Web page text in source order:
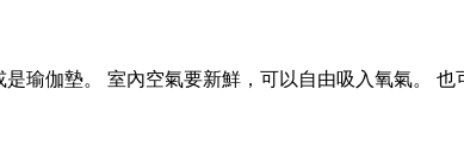
瑜伽墊。 室內空氣要新鮮，可以自由吸入氧氣。 也